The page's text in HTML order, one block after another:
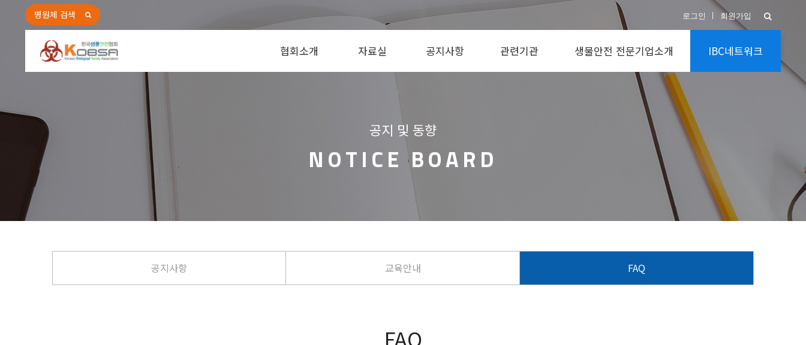
병원체 검색 로그인 회원가입
협회소개
회원사소개
주요사업
찾아오시는길
자료실
교육 자료
기술·동향
전자저널/뉴스레터
공지사항
교육안내
FAQ
관련기관 생물안전 전문기업소개
설계 및 시공 전문
유지관리 및 검증 전문
장비 및 개인보호구 전문
기타
IBC네트워크
질의응답
자료실
IBC 관계자
공지 및 동향
NOTICE BOARD
공지사항 교육안내 FAQ
FAQ